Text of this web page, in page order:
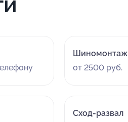
Шиномонтаж
от 2500 руб.
Сход-развал